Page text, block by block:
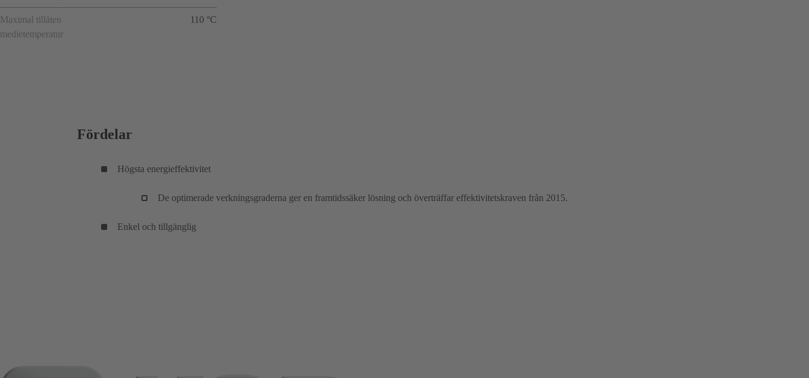
Maximal tillåten
medietemperatur
110 °C
Fördelar
Högsta energieffektivitet
De optimerade verkningsgraderna ger en framtidssäker lösning och överträffar effektivitetskraven från 2015.
Enkel och tillgänglig